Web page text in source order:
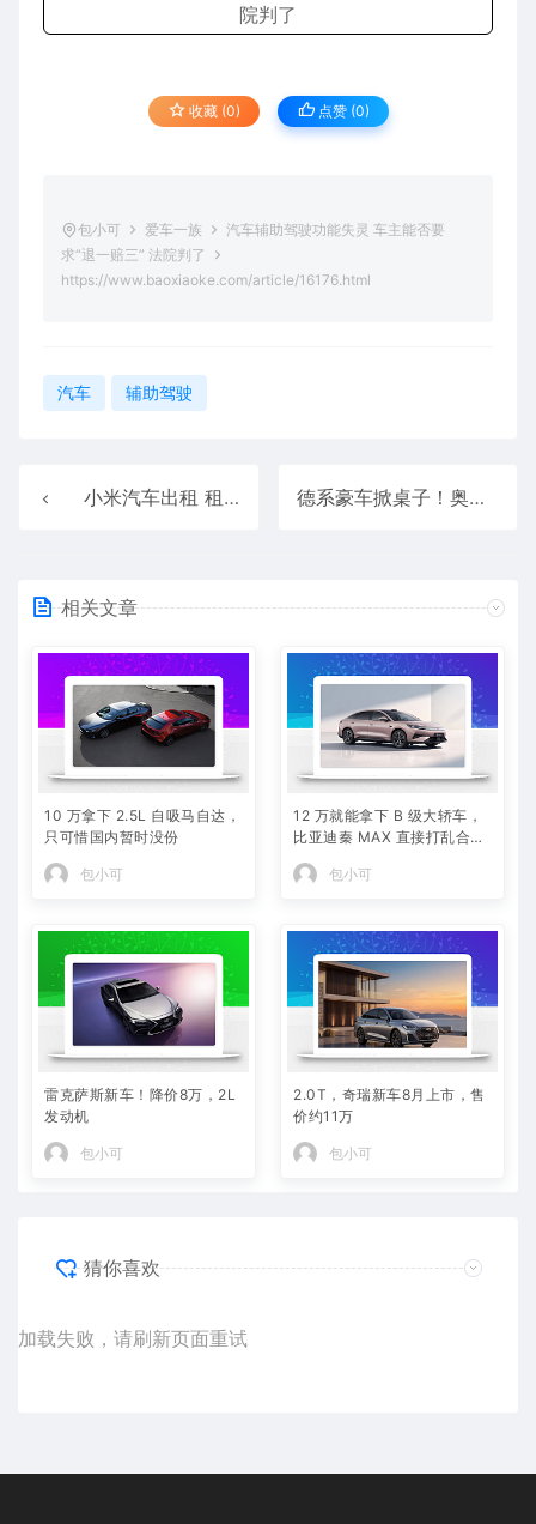
收藏 (0) 点赞 (0)
包小可 爱车一族
汽车辅助驾驶功能失灵 车主能否要
求“退一赔三” 法院判了
https://www.baoxiaoke.com/article/16176.html
汽车 辅助驾驶
小米汽车出租 租车公司拿去抵押5万块！车主：有20多人被骗 德系豪车掀桌子！奥迪A5L只要26万元：还有华为智驾
相关文章
10 万拿下 2.5L 自吸马自达，
只可惜国内暂时没份
包小可
12 万就能拿下 B 级大轿车，
比亚迪秦 MAX 直接打乱合资
定价逻辑
包小可
雷克萨斯新车！降价8万，2L
发动机
包小可
2.0T，奇瑞新车8月上市，售
价约11万
包小可
猜你喜欢
加载失败，请刷新页面重试